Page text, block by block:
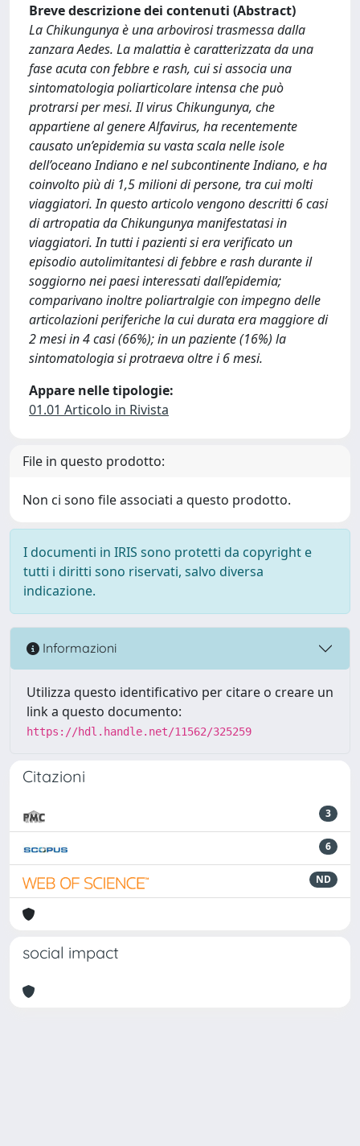
Breve descrizione dei contenuti (Abstract)
La Chikungunya è una arbovirosi trasmessa dalla
zanzara Aedes. La malattia è caratterizzata da una
fase acuta con febbre e rash, cui si associa una
sintomatologia poliarticolare intensa che può
protrarsi per mesi. Il virus Chikungunya, che
appartiene al genere Alfavirus, ha recentemente
causato un’epidemia su vasta scala nelle isole
dell’oceano Indiano e nel subcontinente Indiano, e ha
coinvolto più di 1,5 milioni di persone, tra cui molti
viaggiatori. In questo articolo vengono descritti 6 casi
di artropatia da Chikungunya manifestatasi in
viaggiatori. In tutti i pazienti si era verificato un
episodio autolimitantesi di febbre e rash durante il
soggiorno nei paesi interessati dall’epidemia;
comparivano inoltre poliartralgie con impegno delle
articolazioni periferiche la cui durata era maggiore di
2 mesi in 4 casi (66%); in un paziente (16%) la
sintomatologia si protraeva oltre i 6 mesi.
Appare nelle tipologie:
01.01 Articolo in Rivista
File in questo prodotto:
Non ci sono file associati a questo prodotto.
I documenti in IRIS sono protetti da copyright e
tutti i diritti sono riservati, salvo diversa
indicazione.
Informazioni
Utilizza questo identificativo per citare o creare un
link a questo documento:
https://hdl.handle.net/11562/325259
Citazioni
3
6
ND
social impact